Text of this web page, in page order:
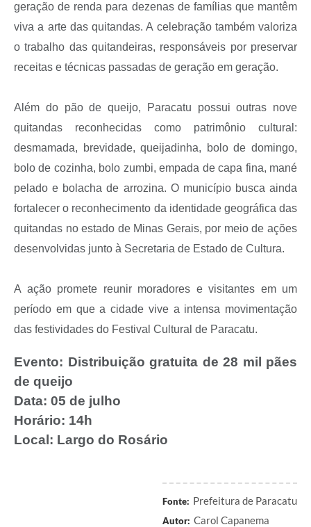
geração de renda para dezenas de famílias que mantêm
viva a arte das quitandas. A celebração também valoriza
o trabalho das quitandeiras, responsáveis por preservar
receitas e técnicas passadas de geração em geração.
Além do pão de queijo, Paracatu possui outras nove
quitandas reconhecidas como patrimônio cultural:
desmamada, brevidade, queijadinha, bolo de domingo,
bolo de cozinha, bolo zumbi, empada de capa fina, mané
pelado e bolacha de arrozina. O município busca ainda
fortalecer o reconhecimento da identidade geográfica das
quitandas no estado de Minas Gerais, por meio de ações
desenvolvidas junto à Secretaria de Estado de Cultura.
A ação promete reunir moradores e visitantes em um
período em que a cidade vive a intensa movimentação
das festividades do Festival Cultural de Paracatu.
Evento: Distribuição gratuita de 28 mil pães
de queijo
Data: 05 de julho
Horário: 14h
Local: Largo do Rosário
Fonte: Prefeitura de Paracatu
Autor: Carol Capanema